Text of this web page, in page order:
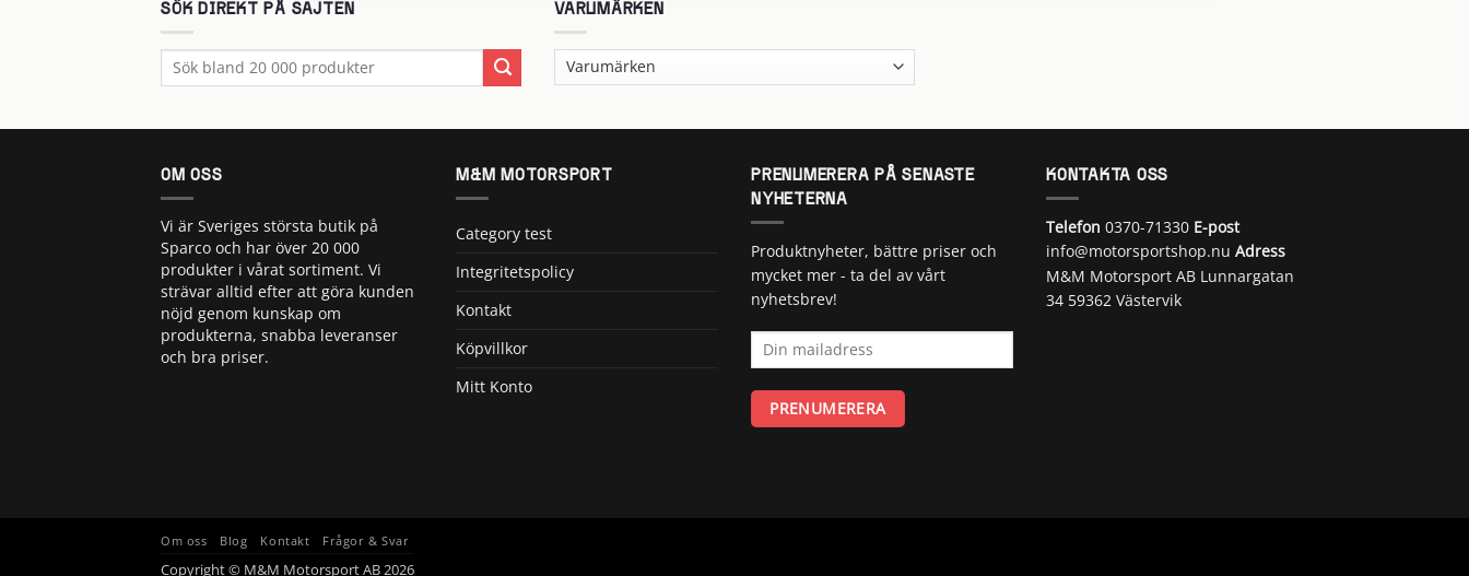
SÖK DIREKT PÅ SAJTEN
Sök
VARUMÄRKEN
OM OSS
Vi är Sveriges största butik på
Sparco och har över 20 000
produkter i vårat sortiment. Vi
strävar alltid efter att göra kunden
nöjd genom kunskap om
produkterna, snabba leveranser
och bra priser.
M&M MOTORSPORT
Category test
Integritetspolicy
Kontakt
Köpvillkor
Mitt Konto
PRENUMERERA PÅ SENASTE
NYHETERNA
Produktnyheter, bättre priser och
mycket mer - ta del av vårt
nyhetsbrev!
KONTAKTA OSS
Telefon 0370-71330 E-post
info@motorsportshop.nu Adress
M&M Motorsport AB Lunnargatan
34 59362 Västervik
Om oss Blog Kontakt Frågor & Svar
Copyright © M&M Motorsport AB 2026